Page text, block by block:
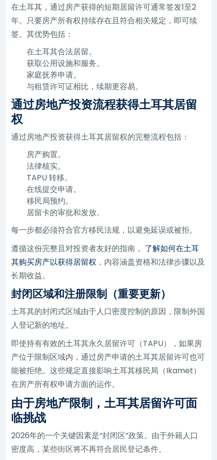
在土耳其，通过房产获得的短期居留许可通常签发1至2
年。只要房产所有权持续存在且符合相关规定，即可续
签。其优势包括：
在土耳其合法居留。
获取公用设施和服务。
家庭抚养申请。
与租赁许可证相比，续期更容易。
通过房地产投资流程获得土耳其居留
权
通过房地产投资获得土耳其居留权的完整流程包括：
房产购置。
法律核实。
TAPU 转移。
在线提交申请。
移民局预约。
居留卡的审批和发放。
每一步都必须符合官方移民法规，以避免延误或被拒。
遵循这份完整且对投资者友好的指南， 了解如何在土耳
其购买房产以获得居留权 ，内容涵盖资格和法律步骤以及
长期收益。
封闭区域和注册限制（重要更新）
土耳其的封闭式区域由于人口密度控制的原因，限制外国
人登记新的地址。
即使持有有效的土耳其永久居留许可（TAPU），如果房
产位于限制区域内，通过房产申请的土耳其居留许可也可
能被拒绝。这些规定直接影响土耳其移民局（Ikamet）
在房产所有权申请方面的运作。
由于房地产限制，土耳其居留许可面
临挑战
2026年的一个关键因素是“封闭区”政策。由于外籍人口
密度高，某些街区将不再符合居民登记条件。